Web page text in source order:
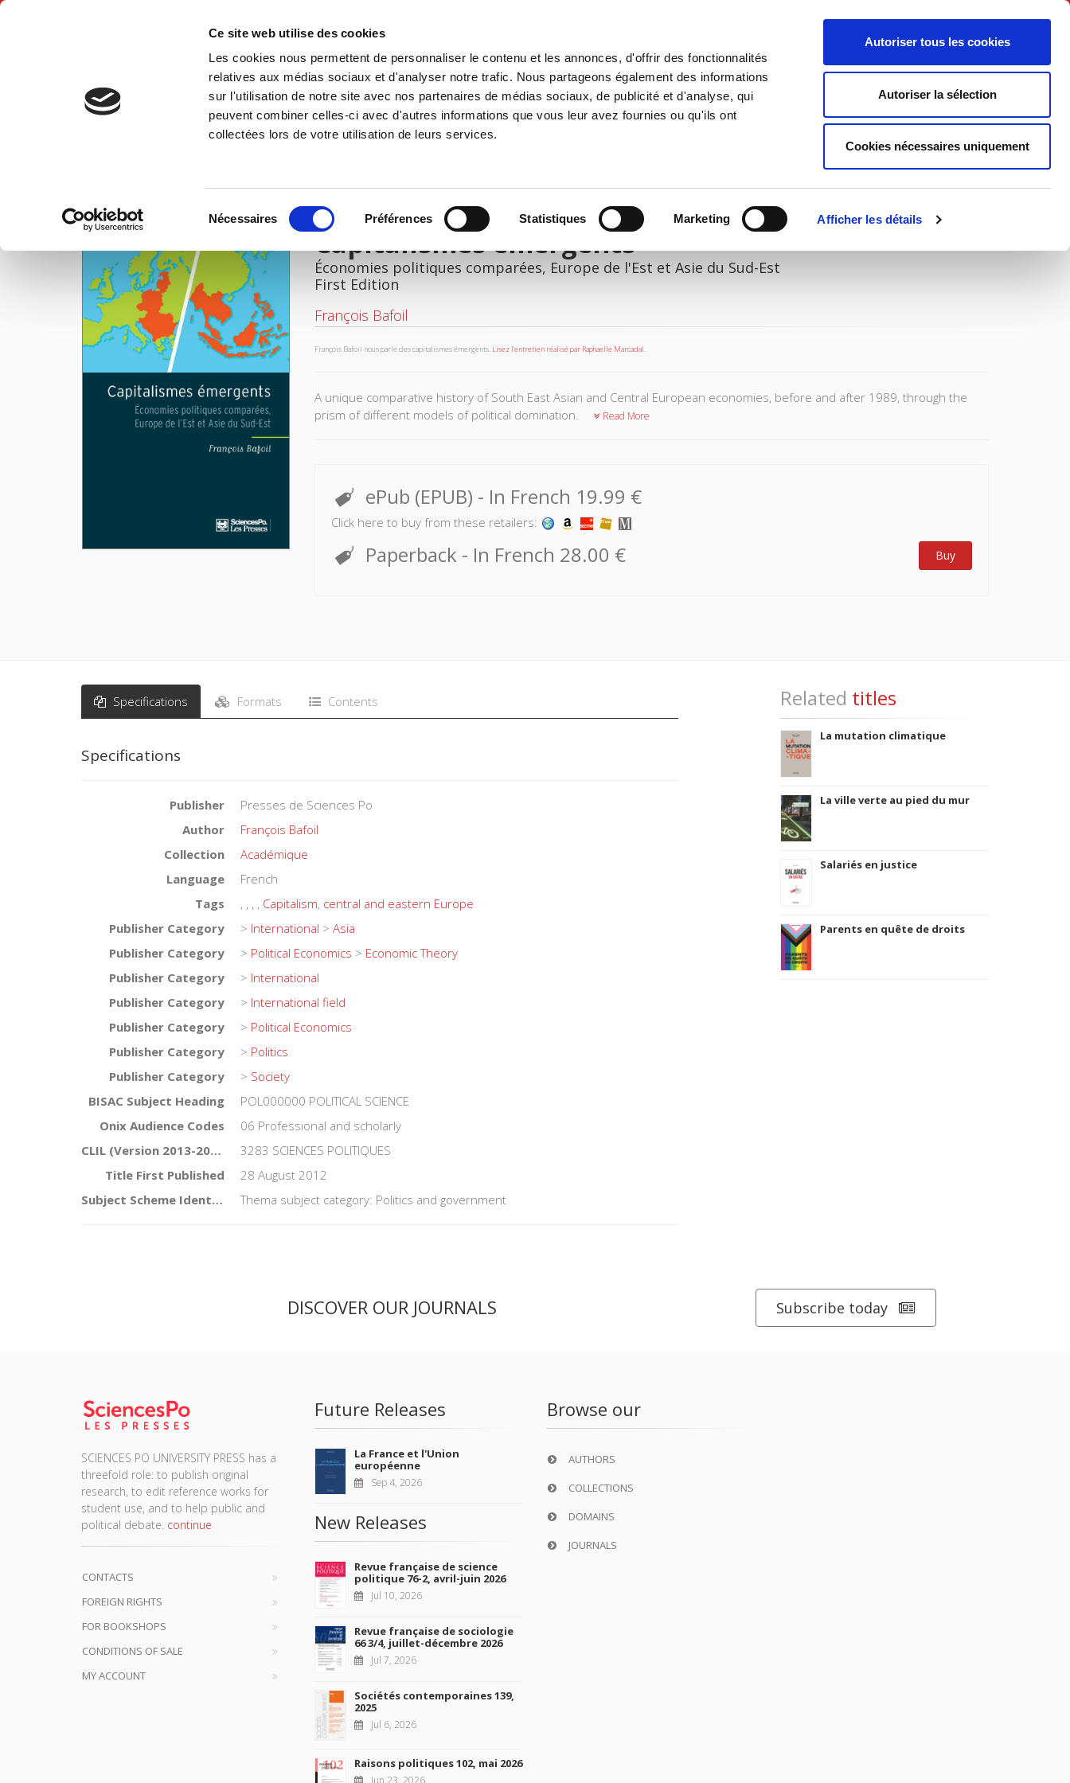
Ce site web utilise des cookies
Les cookies nous permettent de personnaliser le contenu et les annonces, d'offrir des fonctionnalités
relatives aux médias sociaux et d'analyser notre trafic. Nous partageons également des informations
sur l'utilisation de notre site avec nos partenaires de médias sociaux, de publicité et d'analyse, qui
peuvent combiner celles-ci avec d'autres informations que vous leur avez fournies ou qu'ils ont
collectées lors de votre utilisation de leurs services.
Nécessaires Préférences Statistiques Marketing Afficher les détails
Autoriser tous les cookies
Autoriser la sélection
Cookies nécessaires uniquement
English
Home Environment History International Politics
Home Capitalismes émergents
Capitalismes émergents
Économies politiques comparées, Europe de l'Est et Asie du Sud-Est
First Edition
François Bafoil
François Bafoil nous parle des capitalismes émergents. Lisez l'entretien réalisé par Raphaelle Marcadal.
A unique comparative history of South East Asian and Central European economies, before and after 1989, through the
prism of different models of political domination.
Read More
ePub (EPUB) - In French 19.99 €
Click here to buy from these retailers:
Paperback - In French 28.00 € Buy
Specifications Formats Contents
Specifications
Publisher
Presses de Sciences Po
Author
François Bafoil
Collection
Académique
Language
French
Tags
, , , , Capitalism, central and eastern Europe
Publisher Category
> International > Asia
Publisher Category
> Political Economics > Economic Theory
Publisher Category
> International
Publisher Category
> International field
Publisher Category
> Political Economics
Publisher Category
> Politics
Publisher Category
> Society
BISAC Subject Heading
POL000000 POLITICAL SCIENCE
Onix Audience Codes
06 Professional and scholarly
CLIL (Version 2013-2019)
3283 SCIENCES POLITIQUES
Title First Published
28 August 2012
Subject Scheme Identifier Code
Thema subject category: Politics and government
Related titles
La mutation climatique
La ville verte au pied du mur
Salariés en justice
Parents en quête de droits
DISCOVER OUR JOURNALS Subscribe today
SCIENCES PO UNIVERSITY PRESS has a
threefold role: to publish original
research, to edit reference works for
student use, and to help public and
political debate. continue
CONTACTS
FOREIGN RIGHTS
FOR BOOKSHOPS
CONDITIONS OF SALE
MY ACCOUNT
Future Releases
La France et l'Union
européenne
Sep 4, 2026
New Releases
Revue française de science
politique 76-2, avril-juin 2026
Jul 10, 2026
Revue française de sociologie
66 3/4, juillet-décembre 2026
Jul 7, 2026
Sociétés contemporaines 139,
2025
Jul 6, 2026
Raisons politiques 102, mai 2026
Jun 23, 2026
Browse our
AUTHORS
COLLECTIONS
DOMAINS
JOURNALS